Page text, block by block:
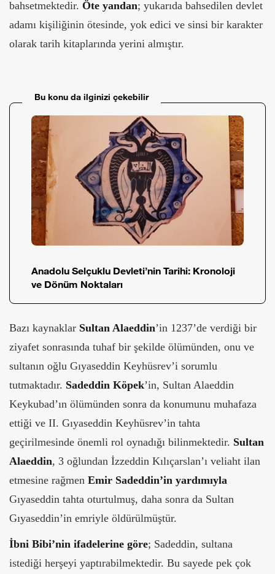
bahsetmektedir. Öte yandan; yukarıda bahsedilen devlet
adamı kişiliğinin ötesinde, yok edici ve sinsi bir karakter
olarak tarih kitaplarında yerini almıştır.
Bu konu da ilginizi çekebilir
Anadolu Selçuklu Devleti’nin Tarihi: Kronoloji
ve Dönüm Noktaları
Bazı kaynaklar Sultan Alaeddin’in 1237’de verdiği bir
ziyafet sonrasında tuhaf bir şekilde ölümünden, onu ve
sultanın oğlu Gıyaseddin Keyhüsrev’i sorumlu
tutmaktadır. Sadeddin Köpek’in, Sultan Alaeddin
Keykubad’ın ölümünden sonra da konumunu muhafaza
ettiği ve II. Gıyaseddin Keyhüsrev’in tahta
geçirilmesinde önemli rol oynadığı bilinmektedir. Sultan
Alaeddin, 3 oğlundan İzzeddin Kılıçarslan’ı veliaht ilan
etmesine rağmen Emir Sadeddin’in yardımıyla
Gıyaseddin tahta oturtulmuş, daha sonra da Sultan
Gıyaseddin’in emriyle öldürülmüştür.
İbni Bibi’nin ifadelerine göre; Sadeddin, sultana
istediği herşeyi yaptırabilmektedir. Bu sayede pek çok